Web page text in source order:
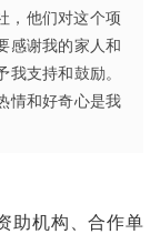
，他们对这个项
感谢我的家人和
支持和鼓励。
情和好奇心是我
助机构、合作单